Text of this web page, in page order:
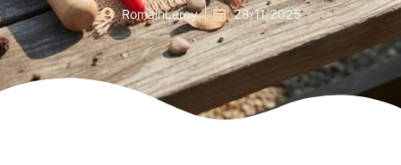
RomainLeroy 28/11/2025